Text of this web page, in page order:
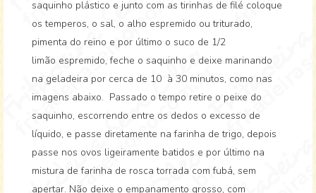
saquinho plástico e junto com as tirinhas de filé coloque
os temperos, o sal, o alho espremido ou triturado,
pimenta do reino e por último o suco de 1/2
limão espremido, feche o saquinho e deixe marinando
na geladeira por cerca de 10 à 30 minutos, como nas
imagens abaixo. Passado o tempo retire o peixe do
saquinho, escorrendo entre os dedos o excesso de
líquido, e passe diretamente na farinha de trigo, depois
passe nos ovos ligeiramente batidos e por último na
mistura de farinha de rosca torrada com fubá, sem
apertar. Não deixe o empanamento grosso, com